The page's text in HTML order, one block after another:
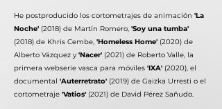
He postproducido los cortometrajes de animación 'La
Noche' (2018) de Martín Romero, 'Soy una tumba'
(2018) de Khris Cembe, 'Homeless Home' (2020) de
Alberto Vázquez y 'Nacer' (2021) de Roberto Valle, la
primera webserie vasca para móviles 'IXA' (2020), el
documental 'Auterretrato' (2019) de Gaizka Urresti o el
cortometraje 'Vatios' (2021) de David Pérez Sañudo.